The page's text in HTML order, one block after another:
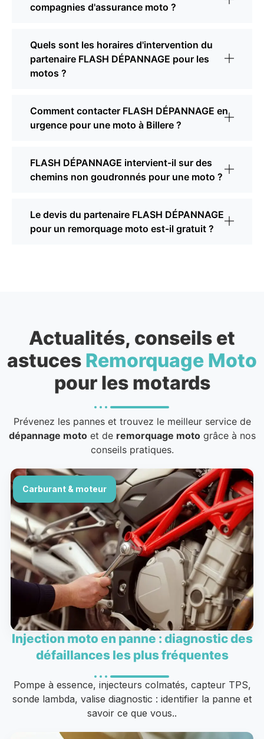
compagnies d'assurance moto ?
Quels sont les horaires d'intervention du
partenaire FLASH DÉPANNAGE pour les
motos ?
Comment contacter FLASH DÉPANNAGE en
urgence pour une moto à Billere ?
FLASH DÉPANNAGE intervient-il sur des
chemins non goudronnés pour une moto ?
Le devis du partenaire FLASH DÉPANNAGE
pour un remorquage moto est-il gratuit ?
Actualités, conseils et
astuces Remorquage Moto
pour les motards
Prévenez les pannes et trouvez le meilleur service de
dépannage motoet de remorquage motogrâce à nos
conseils pratiques.
Carburant & moteur
Injection moto en panne : diagnostic des
défaillances les plus fréquentes
Pompe à essence, injecteurs colmatés, capteur TPS,
sonde lambda, valise diagnostic : identifier la panne et
savoir ce que vous..